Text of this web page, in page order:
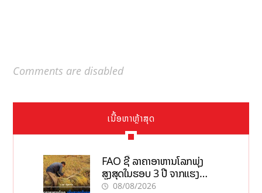
Comments are disabled
ເນື້ອຫາຫຼ້າສຸດ
FAO ຊີ້ ລາຄາອາຫານໂລກພຸ່ງ
ສູງສຸດໃນຮອບ 3 ປີ ຈາກແຮງ
ກົດດັນຂອງສົງຄາມ, El nino
08/08/2026